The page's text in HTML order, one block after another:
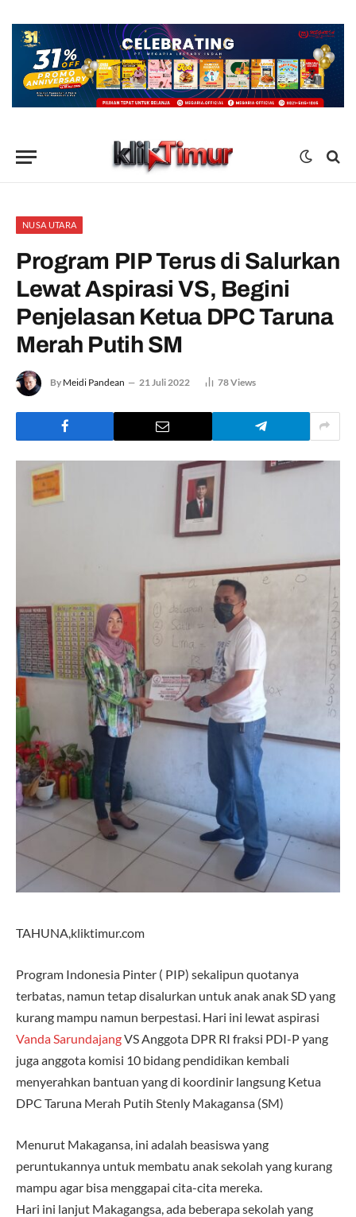
NUSA UTARA
Program PIP Terus di Salurkan
Lewat Aspirasi VS, Begini
Penjelasan Ketua DPC Taruna
Merah Putih SM
By Meidi Pandean 21 Juli 2022 78Views
TAHUNA,kliktimur.com
Program Indonesia Pinter ( PIP) sekalipun quotanya
terbatas, namun tetap disalurkan untuk anak anak SD yang
kurang mampu namun berpestasi. Hari ini lewat aspirasi
Vanda SarundajangVS Anggota DPR RI fraksi PDI-P yang
juga anggota komisi 10 bidang pendidikan kembali
menyerahkan bantuan yang di koordinir langsung Ketua
DPC Taruna Merah Putih Stenly Makagansa (SM)
Menurut Makagansa, ini adalah beasiswa yang
peruntukannya untuk membatu anak sekolah yang kurang
mampu agar bisa menggapai cita-cita mereka.
Hari ini lanjut Makagangsa, ada beberapa sekolah yang